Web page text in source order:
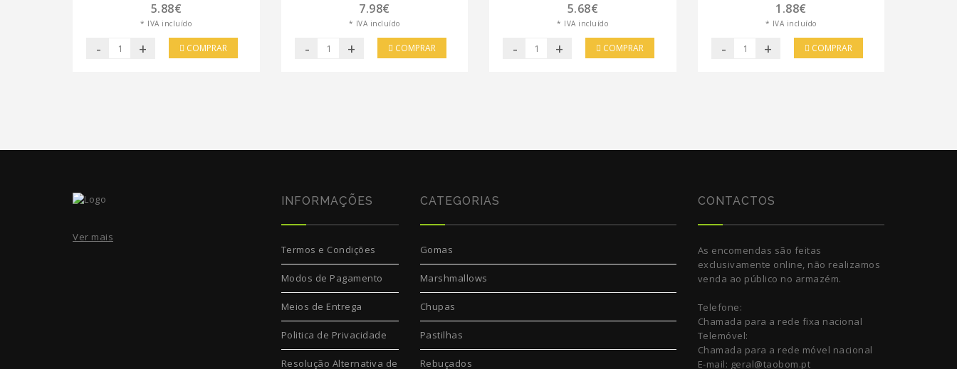
5.88€
* IVA incluído
- + COMPRAR
7.98€
* IVA incluído
- + COMPRAR
5.68€
* IVA incluído
- + COMPRAR
1.88€
* IVA incluído
- + COMPRAR
Ver mais
INFORMAÇÕES
Termos e Condições
Modos de Pagamento
Meios de Entrega
Politica de Privacidade
Resolução Alternativa de
CATEGORIAS
Gomas
Marshmallows
Chupas
Pastilhas
Rebuçados
CONTACTOS
As encomendas são feitas
exclusivamente online, não realizamos
venda ao público no armazém.
Telefone:
Chamada para a rede fixa nacional
Telemóvel:
Chamada para a rede móvel nacional
E-mail: geral@taobom.pt